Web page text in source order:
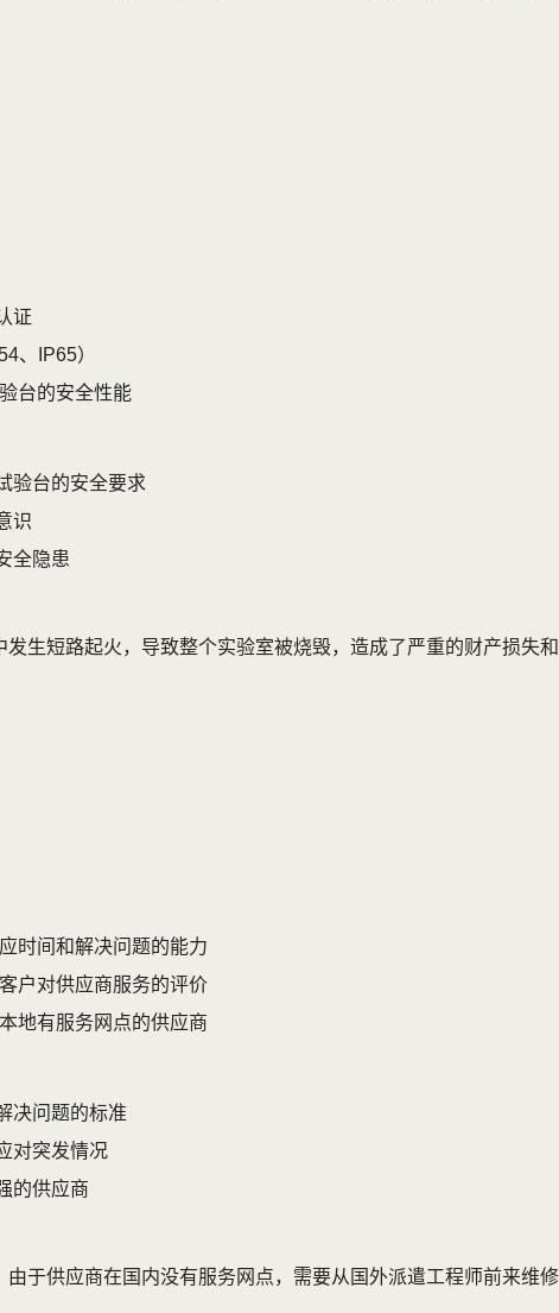
证
、IP65）
台的安全性能
验台的安全要求
识
全隐患
生短路起火，导致整个实验室被烧毁，造成了严重的财产损失和
时间和解决问题的能力
户对供应商服务的评价
地有服务网点的供应商
决问题的标准
对突发情况
的供应商
于供应商在国内没有服务网点，需要从国外派遣工程师前来维